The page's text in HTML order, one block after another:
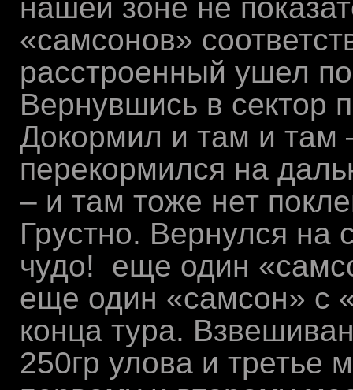
нашей зоне не
«самсонов»
расстроенный ушел
Вернувшись в сектор
Докормил и там и там
перекормился на
– и там тоже нет
Грустно. Вернулся на
чудо! еще один
еще один «самсон» с
конца тура.
250гр улова и третье